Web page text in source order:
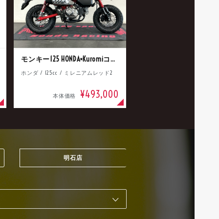
モンキー125 HONDA×Kuromiコラボ
ホンダ / 125cc / ミレニアムレッド2
本体価格 ¥493,000
明石店